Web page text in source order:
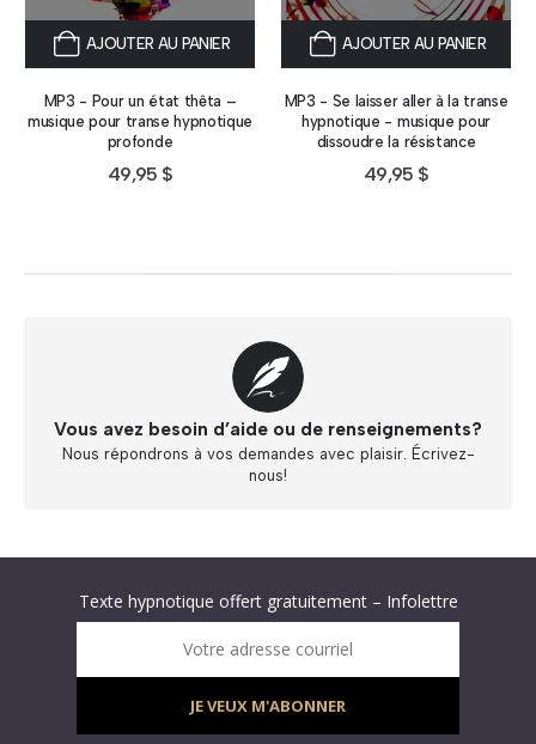
AJOUTER AU PANIER
MP3 - Pour un état thêta –
musique pour transe hypnotique
profonde
49,95 $
AJOUTER AU PANIER
MP3 - Se laisser aller à la transe
hypnotique - musique pour
dissoudre la résistance
49,95 $
Vous avez besoin d’aide ou de renseignements?
Nous répondrons à vos demandes avec plaisir. Écrivez-
nous!
Texte hypnotique offert gratuitement – Infolettre
Infolettre : obtenez un MP3 d’hypnose gratuit !
Votre adresse courriel
JE VEUX M'ABONNER